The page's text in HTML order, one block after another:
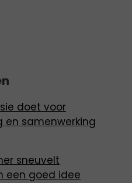
doet voor
en samenwerking
sneuvelt
een goed idee